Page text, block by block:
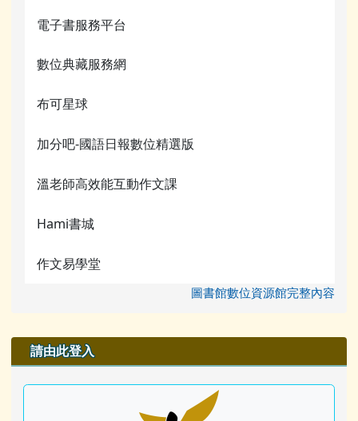
電子書服務平台
數位典藏服務網
布可星球
加分吧-國語日報數位精選版
溫老師高效能互動作文課
Hami書城
作文易學堂
圖書館數位資源館完整內容
右邊區域內容
請由此登入